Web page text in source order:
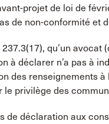
projet de loi de
de non-conformité et
qu’un avocat
à déclarer n’a pas à
des renseignements
privilège des
de déclaration aux